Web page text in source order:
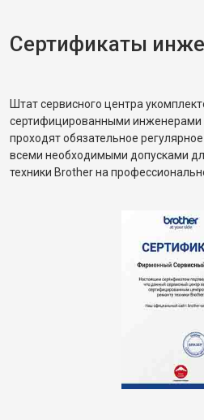
Сертификаты
Штат сервисного центра
сертифицированными инженерами
проходят обязательное
всеми необходимыми допусками
техники Brother на